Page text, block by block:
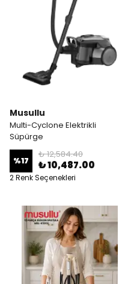
Musullu
Multi-Cyclone Elektrikli
Süpürge
%17
₺ 12,584.40
₺ 10,487.00
2 Renk Seçenekleri